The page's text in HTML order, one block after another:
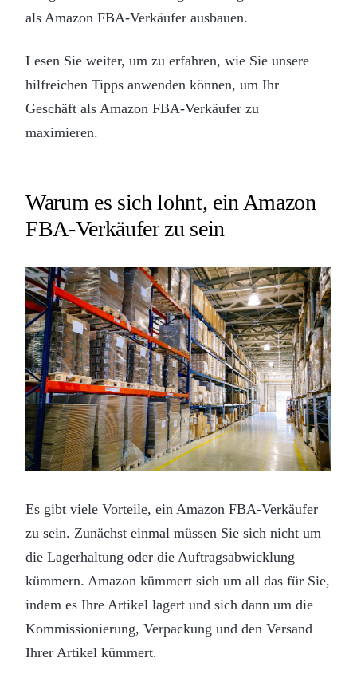
als Amazon FBA-Verkäufer ausbauen.
Lesen Sie weiter, um zu erfahren, wie Sie unsere
hilfreichen Tipps anwenden können, um Ihr
Geschäft als Amazon FBA-Verkäufer zu
maximieren.
Warum es sich lohnt, ein Amazon
FBA-Verkäufer zu sein
Es gibt viele Vorteile, ein Amazon FBA-Verkäufer
zu sein. Zunächst einmal müssen Sie sich nicht um
die Lagerhaltung oder die Auftragsabwicklung
kümmern. Amazon kümmert sich um all das für Sie,
indem es Ihre Artikel lagert und sich dann um die
Kommissionierung, Verpackung und den Versand
Ihrer Artikel kümmert.